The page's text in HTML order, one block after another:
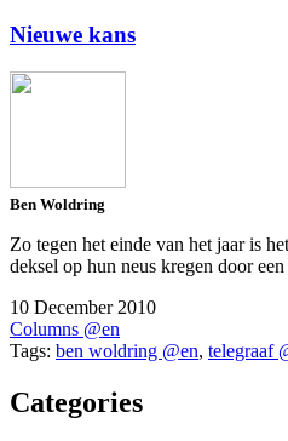
Nieuwe kans
Ben Woldring
Zo tegen het einde van het jaar is
deksel op hun neus kregen door
10 December 2010
Columns @en
Tags: ben woldring @en, telegraaf
Categories